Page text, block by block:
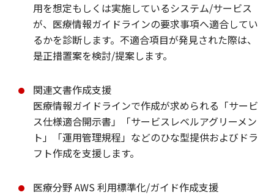
用を想定もしくは実施しているシステム/サービス
が、医療情報ガイドラインの要求事項へ適合してい
るかを診断します。不適合項目が発見された際は、
是正措置案を検討/提案します。
関連文書作成支援
医療情報ガイドラインで作成が求められる「サービ
ス仕様適合開示書」「サービスレベルアグリーメン
ト」「運用管理規程」などのひな型提供およびドラ
フト作成を支援します。
医療分野 AWS 利用標準化/ガイド作成支援